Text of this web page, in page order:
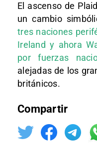
El ascenso de
un cambio
tres naciones
Ireland y ahora
por fuerzas
alejadas de los
británicos.
Compartir